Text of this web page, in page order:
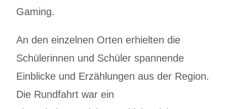
Gaming.
An den einzelnen Orten erhielten die
Schülerinnen und Schüler spannende
Einblicke und Erzählungen aus der Region.
Die Rundfahrt war ein